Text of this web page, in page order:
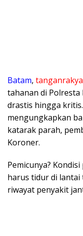
Batam,
tahanan di
drastis hingga
mengungkapkan
katarak parah,
Koroner.
​Pemicunya?
harus tidur di
riwayat penyakit